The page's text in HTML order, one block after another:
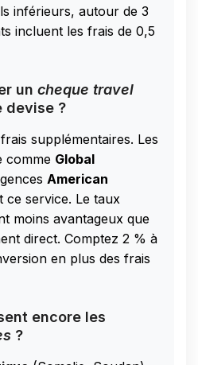
inférieurs, autour de 3
incluent les frais de 0,5
un cheque travel
devise ?
supplémentaires. Les
comme Global
American
ce service. Le taux
moins avantageux que
direct. Comptez 2 % à
en plus des frais
encore les
?